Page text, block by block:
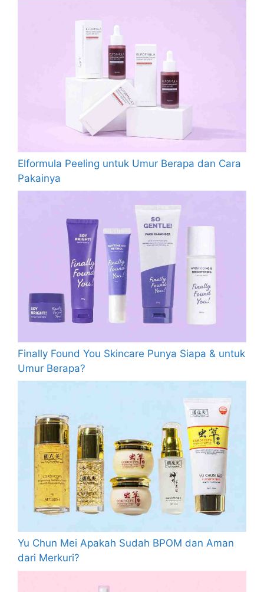
Elformula Peeling untuk Umur Berapa dan Cara
Pakainya
Finally Found You Skincare Punya Siapa & untuk
Umur Berapa?
Yu Chun Mei Apakah Sudah BPOM dan Aman
dari Merkuri?